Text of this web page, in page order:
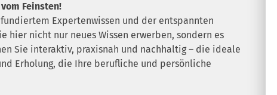
Feinsten!
Expertenwissen und der entspannten
hier nicht nur neues Wissen erwerben, sondern es
Sie interaktiv, praxisnah und nachhaltig – die ideale
Erholung, die Ihre berufliche und persönliche